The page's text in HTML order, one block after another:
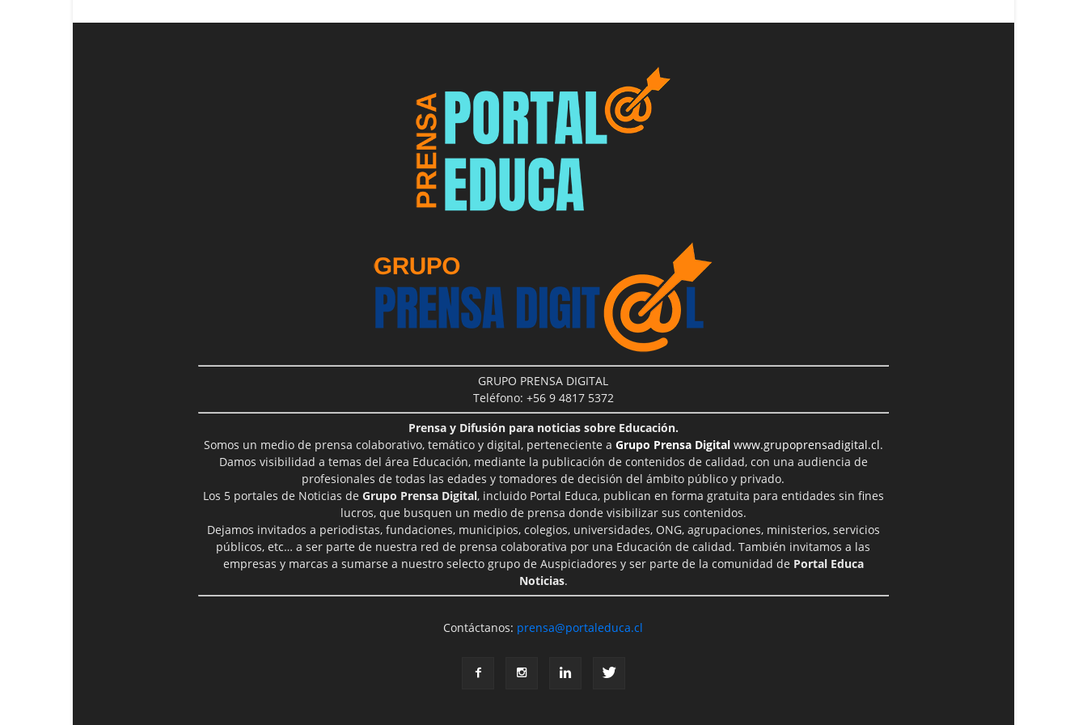
GRUPO PRENSA DIGITAL
Teléfono: +56 9 4817 5372
Prensa y Difusión para noticias sobre Educación.
Somos un medio de prensa colaborativo, temático y digital, perteneciente a Grupo Prensa Digitalwww.grupoprensadigital.cl.
Damos visibilidad a temas del área Educación, mediante la publicación de contenidos de calidad, con una audiencia de
profesionales de todas las edades y tomadores de decisión del ámbito público y privado.
Los 5 portales de Noticias de Grupo Prensa Digital, incluido Portal Educa, publican en forma gratuita para entidades sin fines
lucros, que busquen un medio de prensa donde visibilizar sus contenidos.
Dejamos invitados a periodistas, fundaciones, municipios, colegios, universidades, ONG, agrupaciones, ministerios, servicios
públicos, etc… a ser parte de nuestra red de prensa colaborativa por una Educación de calidad. También invitamos a las
empresas y marcas a sumarse a nuestro selecto grupo de Auspiciadores y ser parte de la comunidad de Portal Educa
Noticias.
Contáctanos: prensa@portaleduca.cl